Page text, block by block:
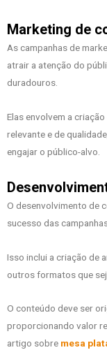
Marketing de
As campanhas de
atrair a atenção do
duradouros.
Elas envolvem a
relevante e de
engajar o público-alvo.
O desenvolvimento de
sucesso das
Isso inclui a criação de
outros formatos que
O conteúdo deve ser
proporcionando valor
artigo sobre mesa